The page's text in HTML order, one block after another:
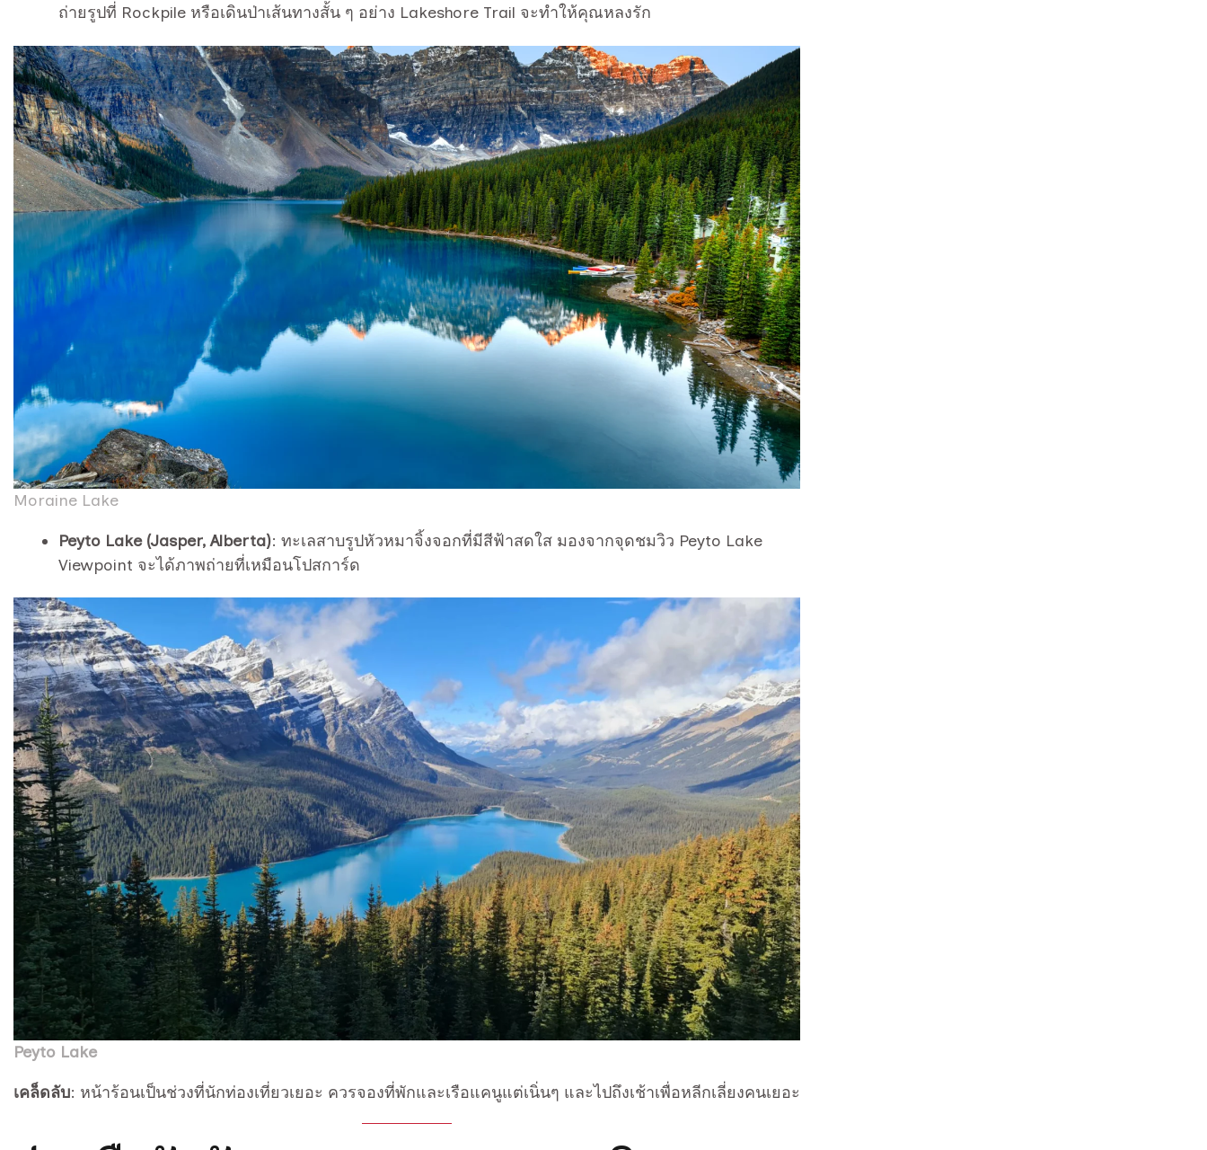
ถ่ายรูปที่ Rockpile หรือเดินป่าเส้นทางสั้น ๆ อย่าง Lakeshore Trail จะทำให้คุณหลงรัก
Moraine Lake
Peyto Lake (Jasper, Alberta): ทะเลสาบรูปหัวหมาจิ้งจอกที่มีสีฟ้าสดใส มองจากจุดชมวิว Peyto Lake
Viewpoint จะได้ภาพถ่ายที่เหมือนโปสการ์ด
Peyto Lake
เคล็ดลับ: หน้าร้อนเป็นช่วงที่นักท่องเที่ยวเยอะ ควรจองที่พักและเรือแคนูแต่เนิ่นๆ และไปถึงเช้าเพื่อหลีกเลี่ยงคนเยอะ